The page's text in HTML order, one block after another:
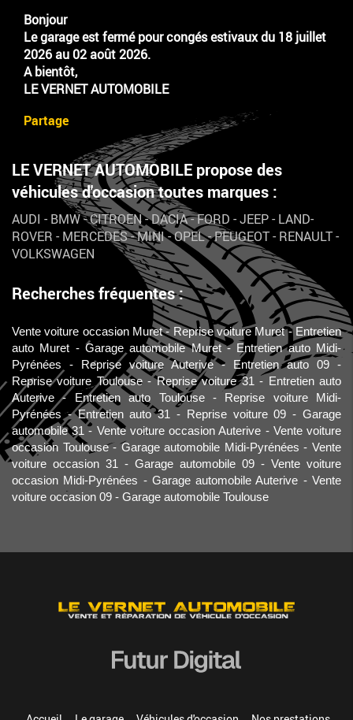
Bonjour
Le garage est fermé pour congés estivaux du 18 juillet
2026 au 02 août 2026.
A bientôt,
LE VERNET AUTOMOBILE
Partage
LE VERNET AUTOMOBILE propose des
véhicules d'occasion toutes marques :
AUDI - BMW-CITROEN-DACIA-FORD -JEEP- LAND-
ROVER - MERCEDES-MINI-OPEL-PEUGEOT- RENAULT-
VOLKSWAGEN
Recherches fréquentes :
Vente voiture occasion Muret Reprise voiture Muret
Entretien
auto Muret
Garage automobile Muret
Entretien auto Midi-
Pyrénées
Reprise voiture Auterive
Entretien auto 09
Reprise voiture Toulouse
Reprise voiture 31
Entretien auto
Auterive
Entretien auto Toulouse
Reprise voiture Midi-
Pyrénées
Entretien auto 31 Reprise voiture 09
Garage
automobile 31
Vente voiture occasion Auterive
Vente voiture
occasion Toulouse
Garage automobile Midi-Pyrénées
Vente
voiture occasion 31
Garage automobile 09
Vente voiture
occasion Midi-Pyrénées
Garage automobile Auterive
Vente
voiture occasion 09
Garage automobile Toulouse